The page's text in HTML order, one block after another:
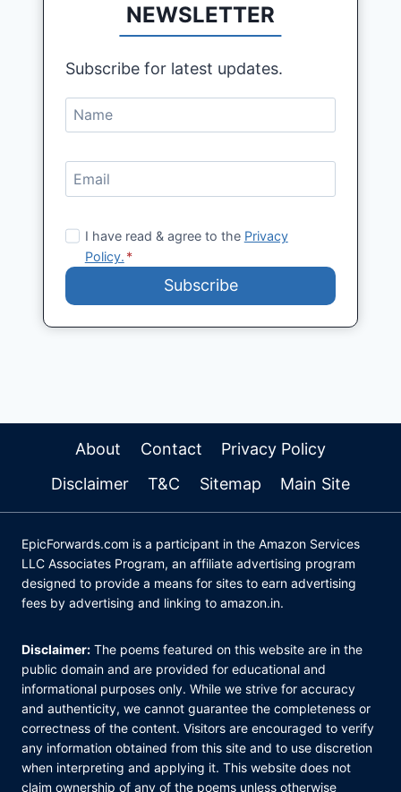
NEWSLETTER
Subscribe for latest updates.
I have read & agree to the Privacy
Policy. *
Subscribe
About Contact
Privacy Policy
Disclaimer
T&C Sitemap Main Site
EpicForwards.com is a participant in the Amazon Services
LLC Associates Program, an affiliate advertising program
designed to provide a means for sites to earn advertising
fees by advertising and linking to amazon.in.
Disclaimer: The poems featured on this website are in the
public domain and are provided for educational and
informational purposes only. While we strive for accuracy
and authenticity, we cannot guarantee the completeness or
correctness of the content. Visitors are encouraged to verify
any information obtained from this site and to use discretion
when interpreting and applying it. This website does not
claim ownership of any of the poems unless otherwise